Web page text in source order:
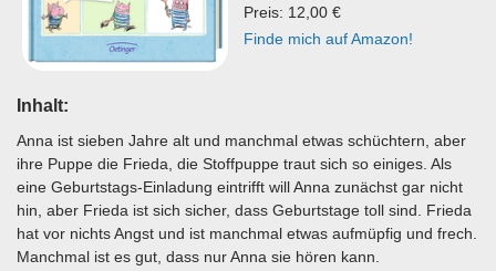
Preis: 12,00 €
Finde mich auf Amazon!
Inhalt:
Anna ist sieben Jahre alt und manchmal etwas schüchtern, aber
ihre Puppe die Frieda, die Stoffpuppe traut sich so einiges. Als
eine Geburtstags-Einladung eintrifft will Anna zunächst gar nicht
hin, aber Frieda ist sich sicher, dass Geburtstage toll sind. Frieda
hat vor nichts Angst und ist manchmal etwas aufmüpfig und frech.
Manchmal ist es gut, dass nur Anna sie hören kann.